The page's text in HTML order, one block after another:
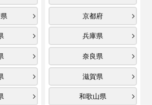
京都府
兵庫県
奈良県
滋賀県
和歌山県